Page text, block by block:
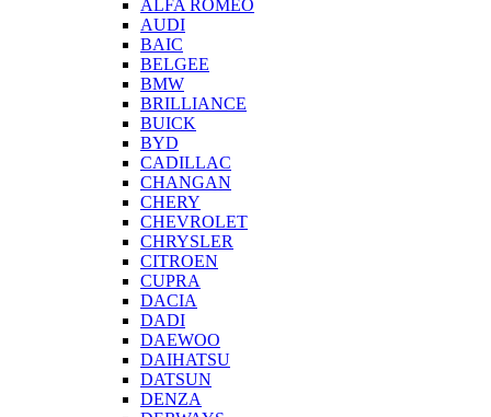
ALFA ROMEO
AUDI
BAIC
BELGEE
BMW
BRILLIANCE
BUICK
BYD
CADILLAC
CHANGAN
CHERY
CHEVROLET
CHRYSLER
CITROEN
CUPRA
DACIA
DADI
DAEWOO
DAIHATSU
DATSUN
DENZA